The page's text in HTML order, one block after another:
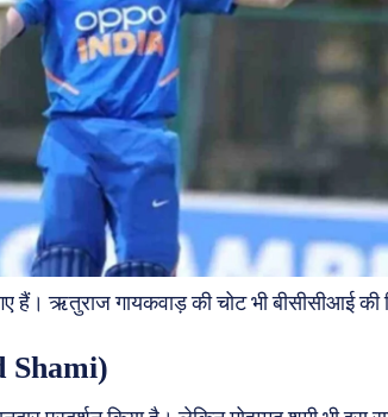
हैं। ऋतुराज गायकवाड़ की चोट भी बीसीसीआई की
Shami)